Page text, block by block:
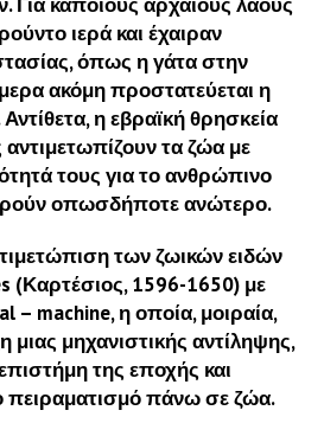
ιερά και έχαιραν
όπως η γάτα στην
ακόμη προστατεύεται η
η εβραϊκή θρησκεία
αντιμετωπίζουν τα ζώα με
τους για το ανθρώπινο
οπωσδήποτε ανώτερο.
των ζωικών ειδών
(Καρτέσιος, 1596-1650) με
– machine, η οποία, μοιραία,
μιας μηχανιστικής αντίληψης,
της εποχής και
πειραματισμό πάνω σε ζώα.